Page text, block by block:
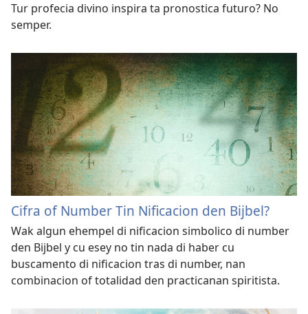
Tur profecia divino inspira ta pronostica futuro? No
semper.
Cifra of Number Tin Nificacion den Bijbel?
Wak algun ehempel di nificacion simbolico di number
den Bijbel y cu esey no tin nada di haber cu
buscamento di nificacion tras di number, nan
combinacion of totalidad den practicanan spiritista.